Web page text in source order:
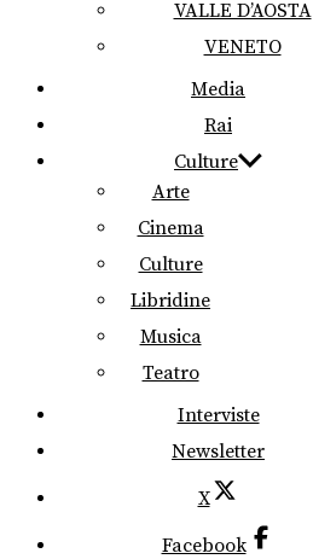
VALLE D’AOSTA
VENETO
Media
Rai
Culture
Arte
Cinema
Culture
Libridine
Musica
Teatro
Interviste
Newsletter
X
Facebook